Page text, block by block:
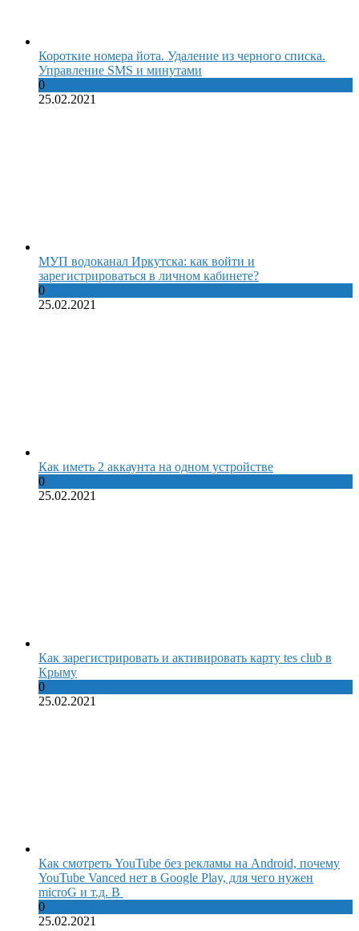
Короткие номера йота. Удаление из черного списка.
Управление SMS и минутами
0
25.02.2021
МУП водоканал Иркутска: как войти и
зарегистрироваться в личном кабинете?
0
25.02.2021
Как иметь 2 аккаунта на одном устройстве
0
25.02.2021
Как зарегистрировать и активировать карту tes club в
Крыму
0
25.02.2021
Как смотреть YouTube без рекламы на Android, почему
YouTube Vanced нет в Google Play, для чего нужен
microG и т.д. В
0
25.02.2021